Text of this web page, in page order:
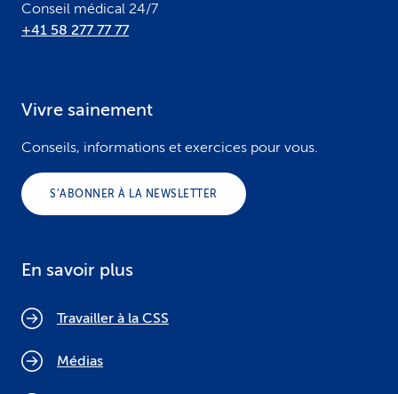
Conseil médical 24/7
+41 58 277 77 77
Vivre sainement
Conseils, informations et exercices pour vous.
S’ABONNER À LA NEWSLETTER
En savoir plus
Travailler à la CSS
Médias